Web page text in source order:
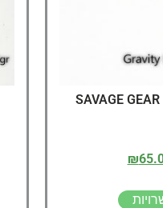
SAVAGE
₪